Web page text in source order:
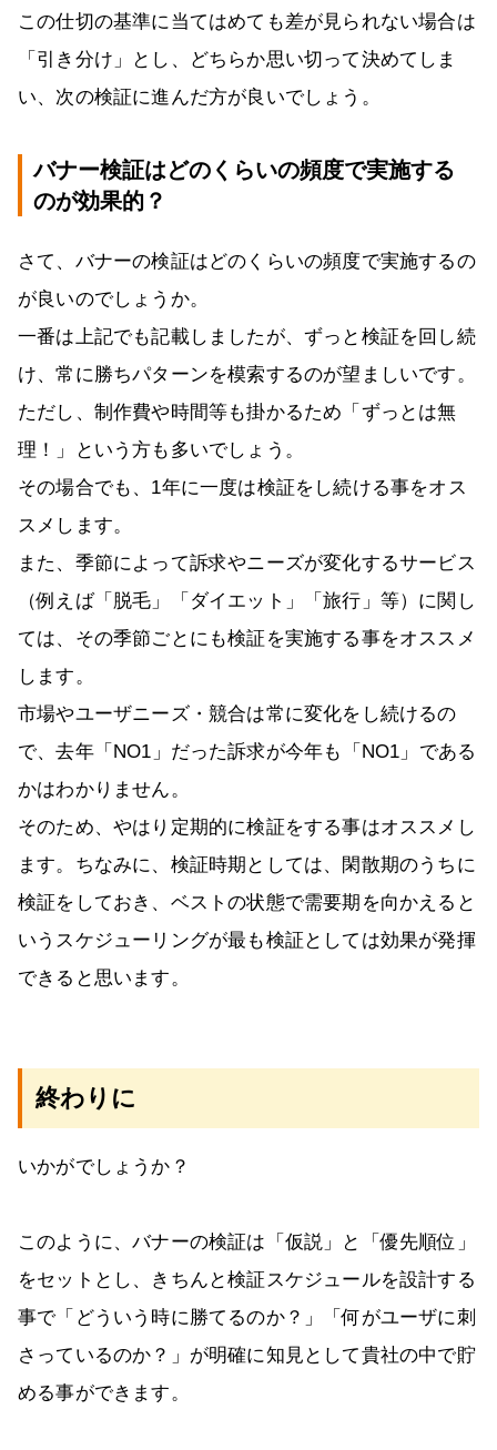
この仕切の基準に当てはめても差が見られない場合は
「引き分け」とし、どちらか思い切って決めてしま
い、次の検証に進んだ方が良いでしょう。
バナー検証はどのくらいの頻度で実施する
のが効果的？
さて、バナーの検証はどのくらいの頻度で実施するの
が良いのでしょうか。
一番は上記でも記載しましたが、ずっと検証を回し続
け、常に勝ちパターンを模索するのが望ましいです。
ただし、制作費や時間等も掛かるため「ずっとは無
理！」という方も多いでしょう。
その場合でも、1年に一度は検証をし続ける事をオス
スメします。
また、季節によって訴求やニーズが変化するサービス
（例えば「脱毛」「ダイエット」「旅行」等）に関し
ては、その季節ごとにも検証を実施する事をオススメ
します。
市場やユーザニーズ・競合は常に変化をし続けるの
で、去年「NO1」だった訴求が今年も「NO1」である
かはわかりません。
そのため、やはり定期的に検証をする事はオススメし
ます。ちなみに、検証時期としては、閑散期のうちに
検証をしておき、ベストの状態で需要期を向かえると
いうスケジューリングが最も検証としては効果が発揮
できると思います。
終わりに
いかがでしょうか？
このように、バナーの検証は「仮説」と「優先順位」
をセットとし、きちんと検証スケジュールを設計する
事で「どういう時に勝てるのか？」「何がユーザに刺
さっているのか？」が明確に知見として貴社の中で貯
める事ができます。